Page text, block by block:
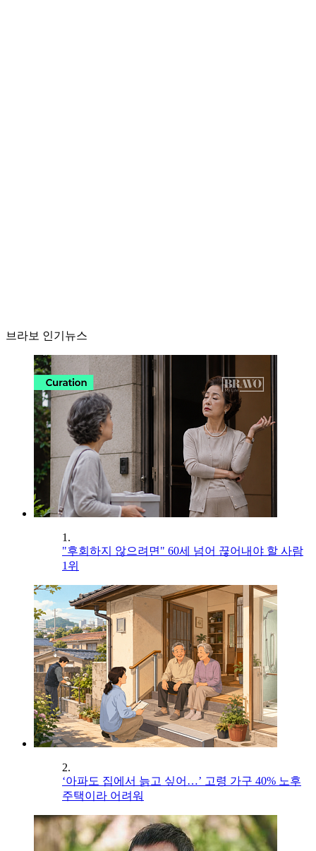
브라보 인기뉴스
1.
"후회하지 않으려면" 60세 넘어 끊어내야 할 사람
1위
2.
‘아파도 집에서 늙고 싶어…’ 고령 가구 40% 노후
주택이라 어려워